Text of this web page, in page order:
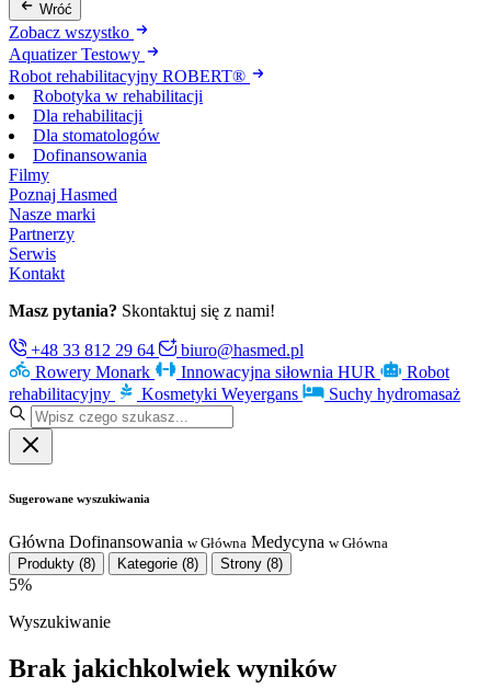
Wróć
Zobacz wszystko
Aquatizer Testowy
Robot rehabilitacyjny ROBERT®
Robotyka w rehabilitacji
Dla rehabilitacji
Dla stomatologów
Dofinansowania
Filmy
Poznaj Hasmed
Nasze marki
Partnerzy
Serwis
Kontakt
Masz pytania? Skontaktuj się z nami!
+48 33 812 29 64
biuro@hasmed.pl
Rowery Monark
Innowacyjna siłownia HUR
Robot
rehabilitacyjny
Kosmetyki Weyergans Suchy hydromasaż
Sugerowane wyszukiwania
Główna Dofinansowania w Główna Medycyna w Główna
Produkty (8) Kategorie (8) Strony (8)
5%
Wyszukiwanie
Brak jakichkolwiek wyników